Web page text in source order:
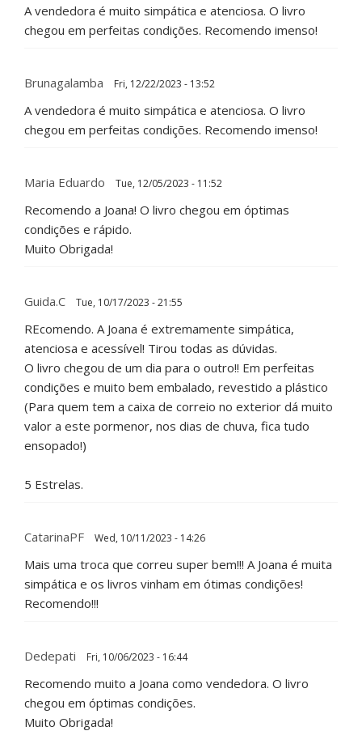
A vendedora é muito simpática e atenciosa. O livro
chegou em perfeitas condições. Recomendo imenso!
Brunagalamba Fri, 12/22/2023 - 13:52
A vendedora é muito simpática e atenciosa. O livro
chegou em perfeitas condições. Recomendo imenso!
Maria Eduardo Tue, 12/05/2023 - 11:52
Recomendo a Joana! O livro chegou em óptimas
condições e rápido.
Muito Obrigada!
Guida.c Tue, 10/17/2023 - 21:55
REcomendo. A Joana é extremamente simpática,
atenciosa e acessível! Tirou todas as dúvidas.
O livro chegou de um dia para o outro!! Em perfeitas
condições e muito bem embalado, revestido a plástico
(Para quem tem a caixa de correio no exterior dá muito
valor a este pormenor, nos dias de chuva, fica tudo
ensopado!)
5 Estrelas.
CatarinaPF Wed, 10/11/2023 - 14:26
Mais uma troca que correu super bem!!! A Joana é muita
simpática e os livros vinham em ótimas condições!
Recomendo!!!
Dedepati Fri, 10/06/2023 - 16:44
Recomendo muito a Joana como vendedora. O livro
chegou em óptimas condições.
Muito Obrigada!